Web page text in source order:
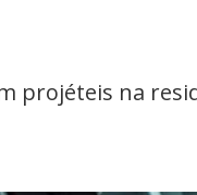
projéteis na